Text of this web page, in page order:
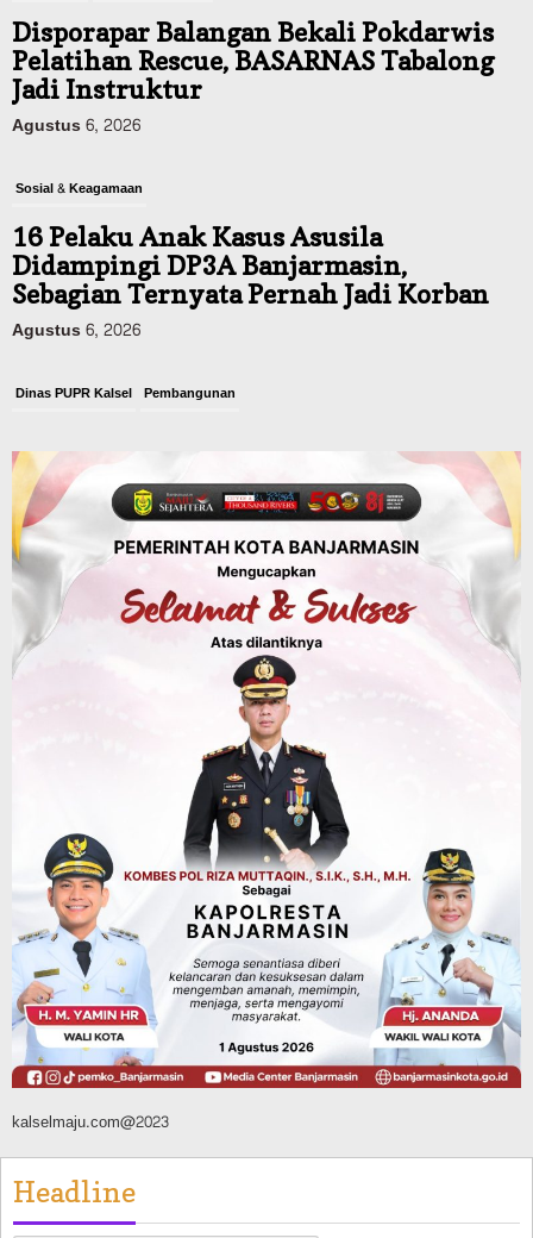
Disporapar Balangan Bekali Pokdarwis
Pelatihan Rescue, BASARNAS Tabalong
Jadi Instruktur
Agustus 6, 2026
Sosial & Keagamaan
16 Pelaku Anak Kasus Asusila
Didampingi DP3A Banjarmasin,
Sebagian Ternyata Pernah Jadi Korban
Agustus 6, 2026
Dinas PUPR Kalsel Pembangunan
Pemerintah Janji Tingkatkan Fasilitas
Keselamatan Jalan Alternatif
Banjarbaru–Batulicin
Agustus 6, 2026
Dinas Kehutanan Kalsel
Tahura Sultan Adam Sempat Alami
Kebakaran Lahan, Api Berhasil
Dipadamkan, Kadishut Kalsel
Memimpin Langsung Aksi di Lapangan
Advertorial Pemkab Balangan
Silaturahmi ke DPRD Balangan, Kapolres
AKBP Arif Mansyur Perkuat Koordinasi
Keamanan Daerah
Agustus 6, 2026
kalselmaju.com@2023
Headline